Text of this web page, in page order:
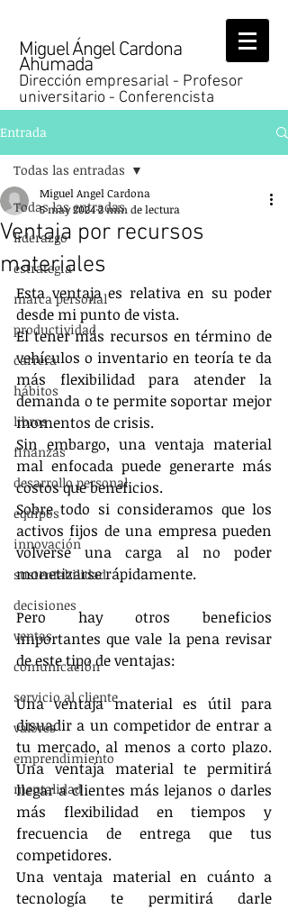
Miguel Ángel Cardona
Ahumada
Dirección empresarial - Profesor
universitario - Conferencista
Entrada
Todas las entradas
liderazgo
estrategia
marca personal
productividad
carrera
hábitos
libros
finanzas
desarrollo personal
equipos
innovación
sustentabilidad
decisiones
ventas
comunicación
servicio al cliente
valores
emprendimiento
mentalidad
Todas las entradas
Ventaja por recursos
materiales
Miguel Angel Cardona
5 may 20242 min de lectura
Esta ventaja es relativa en su poder
desde mi punto de vista.
El tener más recursos en término de
vehículos o inventario en teoría te da
más flexibilidad para atender la
demanda o te permite soportar mejor
momentos de crisis.
Sin embargo, una ventaja material
mal enfocada puede generarte más
costos que beneficios.
Sobre todo si consideramos que los
activos fijos de una empresa pueden
volverse una carga al no poder
monetizarse rápidamente.
Pero hay otros beneficios
importantes que vale la pena revisar
de este tipo de ventajas:
Una ventaja material es útil para
disuadir a un competidor de entrar a
tu mercado, al menos a corto plazo.
Una ventaja material te permitirá
llegar a clientes más lejanos o darles
más flexibilidad en tiempos y
frecuencia de entrega que tus
competidores.
Una ventaja material en cuánto a
tecnología te permitirá darle